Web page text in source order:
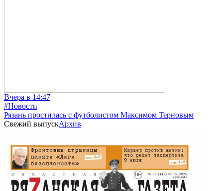
Вчера в 14:47
#Новости
Рязань простилась с футболистом Максимом Терновым
Свежий выпускАрхив